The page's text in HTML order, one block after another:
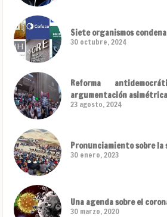
Siete organismos
30 octubre, 2024
Reforma
argumentación
23 agosto, 2024
Pronunciamiento sobre
30 enero, 2023
Una agenda sobre el
30 marzo, 2020